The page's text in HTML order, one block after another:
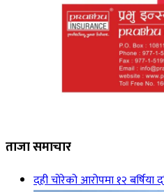
ताजा समाचार
दही चोरेको आरोपमा १२